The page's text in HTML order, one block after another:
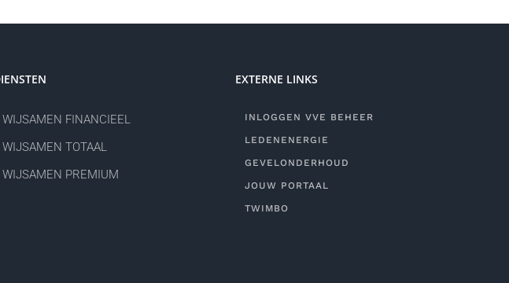
WIJSAMEN FINANCIEEL
WIJSAMEN TOTAAL
WIJSAMEN PREMIUM
EXTERNE LINKS
INLOGGEN VVE BEHEER
LEDENENERGIE
GEVELONDERHOUD
JOUW PORTAAL
TWIMBO